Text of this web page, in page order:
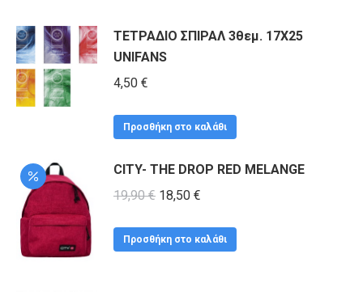
ΤΕΤΡΑΔΙΟ ΣΠΙΡΑΛ 3θεμ. 17X25
UNIFANS
4,50 €
Προσθήκη στο καλάθι
CITY- THE DROP RED MELANGE
19,90€ Original
was:
18,50 €
τιμή
Προσθήκη στο καλάθι